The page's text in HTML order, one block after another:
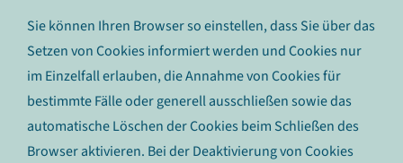
Sie können Ihren Browser so einstellen, dass Sie über das
Setzen von Cookies informiert werden und Cookies nur
im Einzelfall erlauben, die Annahme von Cookies für
bestimmte Fälle oder generell ausschließen sowie das
automatische Löschen der Cookies beim Schließen des
Browser aktivieren. Bei der Deaktivierung von Cookies